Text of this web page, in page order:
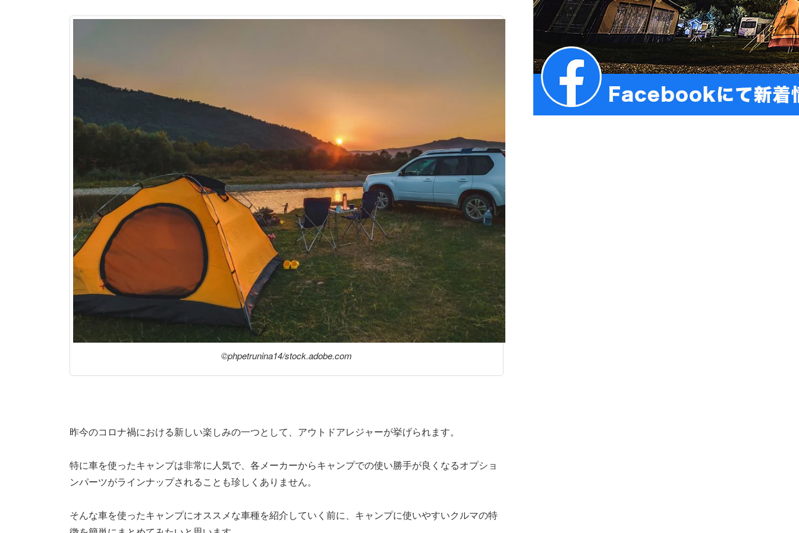
©phpetrunina14/stock.adobe.com
昨今のコロナ禍における新しい楽しみの一つとして、アウトドアレジャーが挙げられます。
特に車を使ったキャンプは非常に人気で、各メーカーからキャンプでの使い勝手が良くなるオプショ
ンパーツがラインナップされることも珍しくありません。
そんな車を使ったキャンプにオススメな車種を紹介していく前に、キャンプに使いやすいクルマの特